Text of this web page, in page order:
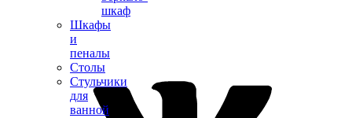
шкаф
Шкафы
и
пеналы
Столы
Стульчики
для
ванной